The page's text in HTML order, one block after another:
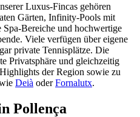
Luxus-Fincas gehören
Gärten, Infinity-Pools mit
Bereiche und hochwertige
Viele verfügen über eigene
private Tennisplätze. Die
Privatsphäre und gleichzeitig
der Region sowie zu
Deià oderFornalutx.
Pollença